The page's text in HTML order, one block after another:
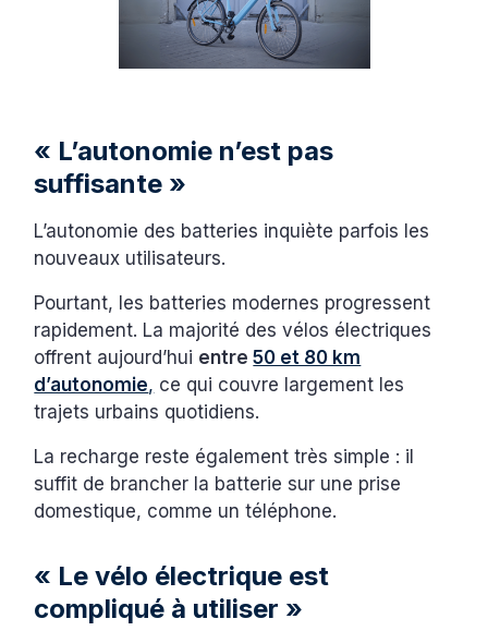
« L’autonomie n’est pas
suffisante »
L’autonomie des batteries inquiète parfois les
nouveaux utilisateurs.
Pourtant, les batteries modernes progressent
rapidement. La majorité des vélos électriques
offrent aujourd’hui entre50 et 80 km
d’autonomie, ce qui couvre largement les
trajets urbains quotidiens.
La recharge reste également très simple : il
suffit de brancher la batterie sur une prise
domestique, comme un téléphone.
« Le vélo électrique est
compliqué à utiliser »